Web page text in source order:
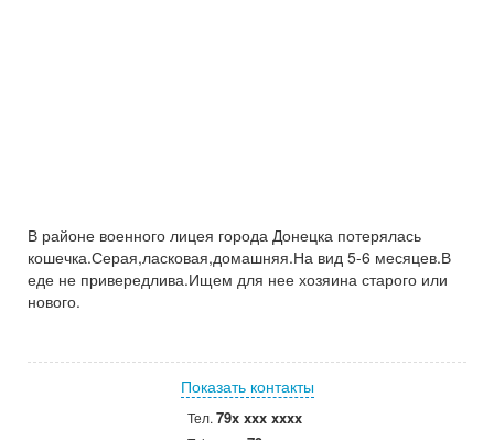
В районе военного лицея города Донецка потерялась
кошечка.Серая,ласковая,домашняя.На вид 5-6 месяцев.В
еде не привередлива.Ищем для нее хозяина старого или
нового.
Показать контакты
Тел. 79x xxx xxxx